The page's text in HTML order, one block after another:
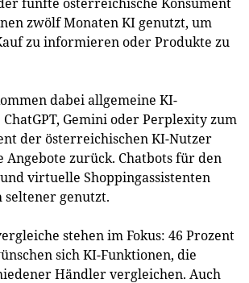
zwölf Monaten KI genutzt, um
zu informieren oder Produkte zu
dabei allgemeine KI-
Gemini oder Perplexity zum
der österreichischen KI-Nutzer
Angebote zurück. Chatbots für den
virtuelle Shoppingassistenten
genutzt.
stehen im Fokus: 46 Prozent
sich KI-Funktionen, die
Händler vergleichen. Auch